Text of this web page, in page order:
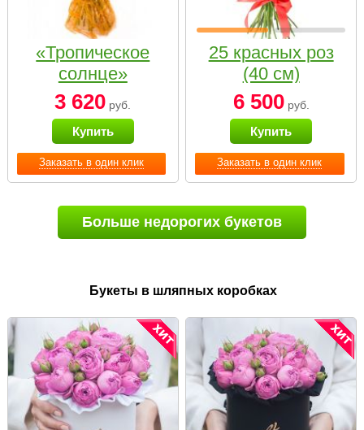
Заказать в один клик
«Тропическое
солнце»
3 620 руб.
Купить
Заказать в один клик
25 красных роз
(40 см)
6 500руб.
Купить
Больше недорогих букетов
Букеты в шляпных коробках